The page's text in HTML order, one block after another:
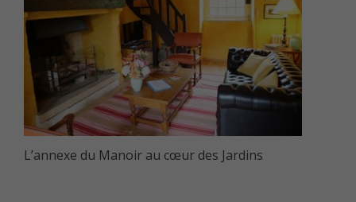
L’annexe du Manoir au cœur des Jardins